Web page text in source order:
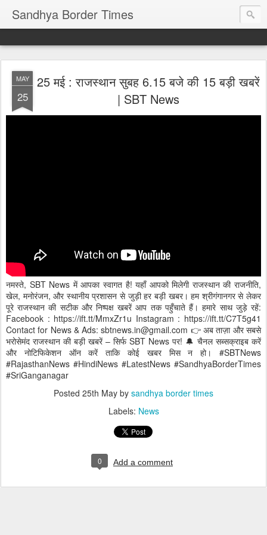
Sandhya Border Times
MAY
25
25 मई : राजस्थान सुबह 6.15 बजे की 15 बड़ी खबरें
| SBT News
नमस्ते, SBT News में आपका स्वागत है! यहाँ आपको मिलेगी राजस्थान की राजनीति,
खेल, मनोरंजन, और स्थानीय प्रशासन से जुड़ी हर बड़ी खबर। हम श्रीगंगानगर से लेकर
पूरे राजस्थान की सटीक और निष्पक्ष खबरें आप तक पहुँचाते हैं। हमारे साथ जुड़े रहें:
Facebook : https://ift.tt/MmxZr1u Instagram : https://ift.tt/C7T5g41
Contact for News & Ads: sbtnews.in@gmail.com 👉 अब ताज़ा और सबसे
भरोसेमंद राजस्थान की बड़ी खबरें – सिर्फ SBT News पर! 🔔 चैनल सब्सक्राइब करें
और नोटिफिकेशन ऑन करें ताकि कोई खबर मिस न हो। #SBTNews
#RajasthanNews #HindiNews #LatestNews #SandhyaBorderTimes
#SriGanganagar
Posted 25th May by sandhya border times
Labels: News
0 Add a comment